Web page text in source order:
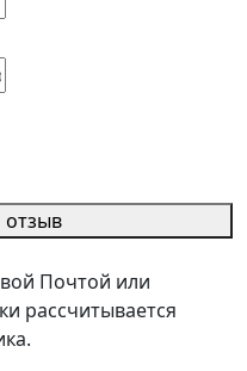
отзыв
Почтой или
рассчитывается